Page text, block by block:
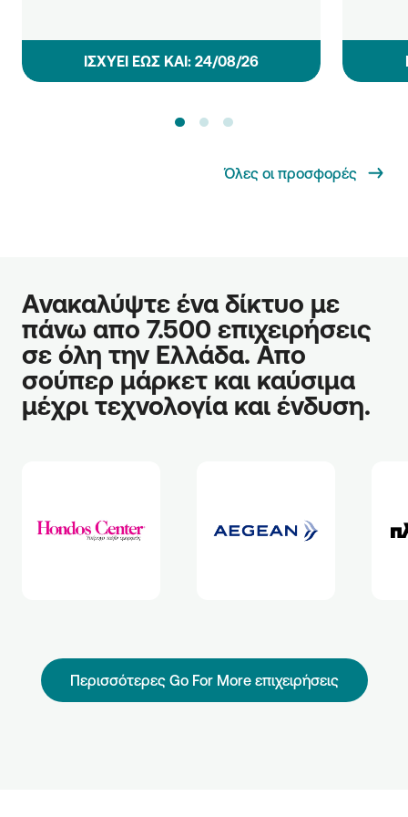
ΙΣΧΥΕΙ ΕΩΣ ΚΑΙ: 24/08/26
Όλες οι προσφορές
Ανακαλύψτε ένα δίκτυο με
πάνω απο 7.500 επιχειρήσεις
σε όλη την Ελλάδα. Απο
σούπερ μάρκετ και καύσιμα
μέχρι τεχνολογία και ένδυση.
Περισσότερες Go For More επιχειρήσεις